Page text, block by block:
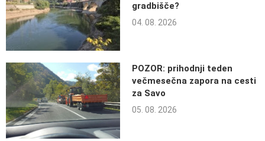
gradbišče?
04. 08. 2026
POZOR: prihodnji teden
večmesečna zapora na cesti
za Savo
05. 08. 2026